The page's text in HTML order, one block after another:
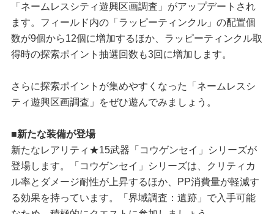
「ネームレスシティ遊興区画調査」がアップデートされ
ます。フィールド内の「ラッピーティンクル」の配置個
数が9個から12個に増加するほか、ラッピーティンクル取
得時の探索ポイント抽選回数も3回に増加します。
さらに探索ポイントが集めやすくなった「ネームレスシ
ティ遊興区画調査」をぜひ遊んでみましょう。
■新たな装備が登場
新たなレアリティ★15武器「コウゲンセイ」シリーズが
登場します。「コウゲンセイ」シリーズは、クリティカ
ル率とダメージ耐性が上昇するほか、PP消費量が軽減す
る効果を持っています。「界域調査：遺跡」で入手可能